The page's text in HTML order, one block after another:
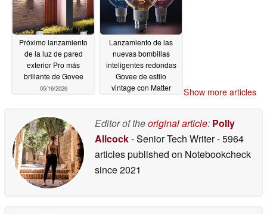
Próximo lanzamiento
de la luz de pared
exterior Pro más
brillante de Govee
05/16/2026
Lanzamiento de las
nuevas bombillas
inteligentes redondas
Govee de estilo
vintage con Matter
Show more articles
Editor of theoriginal article: Polly
Allcock- Senior Tech Writer- 5964
articles published on Notebookcheck
since 2021